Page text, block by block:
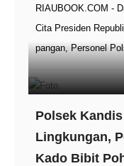
RIAUBOOK.COM -
Cita Presiden
pangan, Personel
Polsek
Lingkungan,
Kado Bibit